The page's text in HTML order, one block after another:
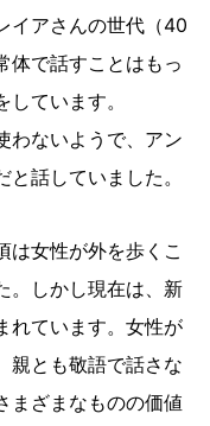
イアさんの世代（40
体で話すことはもっ
ています。
わないようで、アン
話していました。
は女性が外を歩くこ
。しかし現在は、新
れています。女性が
親とも敬語で話さな
まざまなものの価値